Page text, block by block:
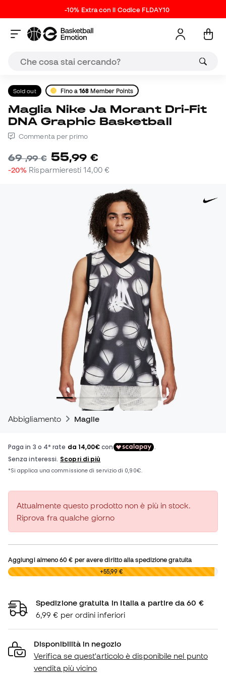
-10% Extra con il Codice FLDAY10
Sold out Fino a168 Member Points
Maglia Nike Ja Morant Dri-Fit
DNA Graphic Basketball
Commenta per primo
69,99 € 55,99 €
-20% Risparmieresti14,00 €
Abbigliamento Maglie
Attualmente questo prodotto non è più in stock.
Riprova fra qualche giorno
Aggiungi almeno60 € per avere diritto alla spedizione gratuita
0,00 € +55,99 €
Spedizione gratuita in Italia a partire da 60 €
6,99 € per ordini inferiori
Disponibilità in negozio
Verifica se quest'articolo è disponibile nel punto
vendita più vicino